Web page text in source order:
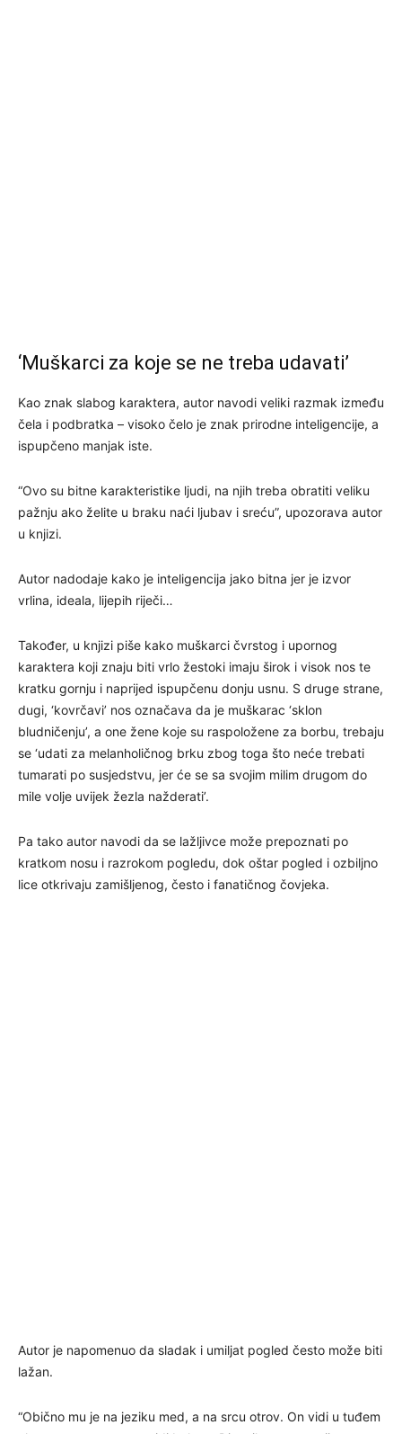
‘Muškarci za koje se ne treba udavati’
Kao znak slabog karaktera, autor navodi veliki razmak između
čela i podbratka – visoko čelo je znak prirodne inteligencije, a
ispupčeno manjak iste.
“Ovo su bitne karakteristike ljudi, na njih treba obratiti veliku
pažnju ako želite u braku naći ljubav i sreću”, upozorava autor
u knjizi.
Autor nadodaje kako je inteligencija jako bitna jer je izvor
vrlina, ideala, lijepih riječi…
Također, u knjizi piše kako muškarci čvrstog i upornog
karaktera koji znaju biti vrlo žestoki imaju širok i visok nos te
kratku gornju i naprijed ispupčenu donju usnu. S druge strane,
dugi, ‘kovrčavi’ nos označava da je muškarac ‘sklon
bludničenju’, a one žene koje su raspoložene za borbu, trebaju
se ‘udati za melanholičnog brku zbog toga što neće trebati
tumarati po susjedstvu, jer će se sa svojim milim drugom do
mile volje uvijek žezla nažderati’.
Pa tako autor navodi da se lažljivce može prepoznati po
kratkom nosu i razrokom pogledu, dok oštar pogled i ozbiljno
lice otkrivaju zamišljenog, često i fanatičnog čovjeka.
Autor je napomenuo da sladak i umiljat pogled često može biti
lažan.
“Obično mu je na jeziku med, a na srcu otrov. On vidi u tuđem